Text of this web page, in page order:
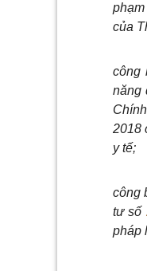
của
công
năng
2018
y tế;
công
tư số
pháp